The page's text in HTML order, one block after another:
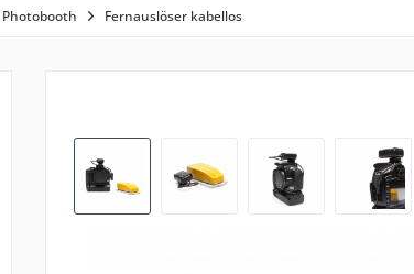
Photobooth Fernauslöser kabellos